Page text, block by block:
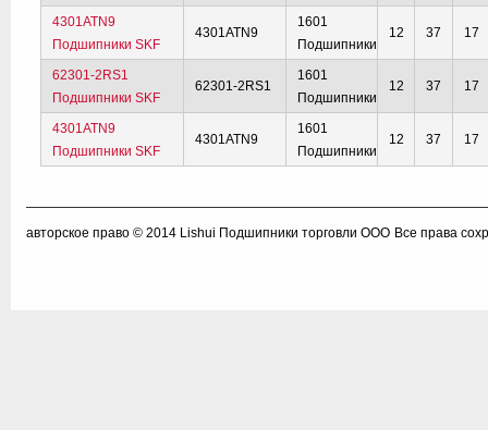
4301ATN9
Подшипники SKF
4301ATN9
1601
Подшипники
12 37 17
62301-2RS1
Подшипники SKF
62301-2RS1
1601
Подшипники
12 37 17
4301ATN9
Подшипники SKF
4301ATN9
1601
Подшипники
12 37 17
авторское право © 2014 Lishui Подшипники торговли ООО Все права